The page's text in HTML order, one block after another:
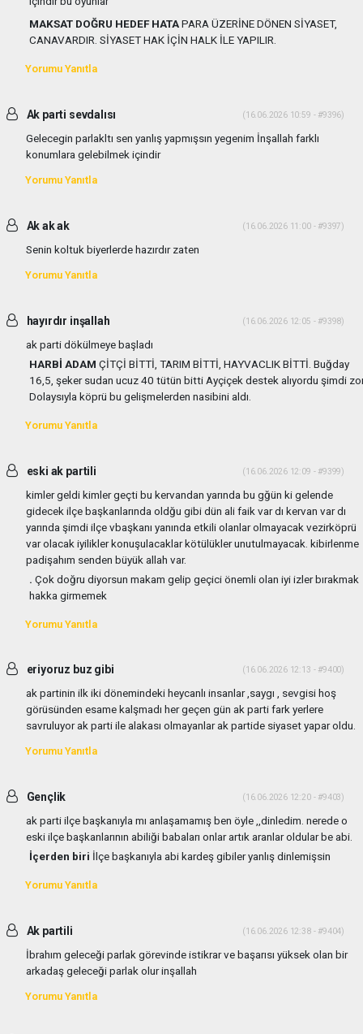
MAKSAT DOĞRU HEDEF HATAPARA ÜZERİNE DÖNEN SİYASET,
CANAVARDIR. SİYASET HAK İÇİN HALK İLE YAPILIR.
Yorumu Yanıtla
Ak parti sevdalısı (16.06.2026 10:59 - #9396)
Gelecegin parlakltı sen yanlış yapmışsın yegenim İnşallah farklı
konumlara gelebilmek içindir
Yorumu Yanıtla
Ak ak ak (16.06.2026 11:00 - #9397)
Senin koltuk biyerlerde hazırdır zaten
Yorumu Yanıtla
hayırdır inşallah (16.06.2026 12:05 - #9398)
ak parti dökülmeye başladı
HARBİ ADAM ÇİTÇİ BİTTİ, TARIM BİTTİ, HAYVACLIK BİTTİ. Buğday
16,5, şeker sudan ucuz 40 tütün bitti Ayçiçek destek alıyordu şimdi
Dolaysıyla köprü bu gelişmelerden nasibini aldı.
Yorumu Yanıtla
eski ak partili (16.06.2026 12:09 - #9399)
kimler geldi kimler geçti bu kervandan yarında bu gğün ki gelende
gidecek ilçe başkanlarında oldğu gibi dün ali faik var dı kervan var dı
yarında şimdi ilçe vbaşkanı yanında etkili olanlar olmayacak vezirköprü
var olacak iyilikler konuşulacaklar kötülükler unutulmayacak. kibirlenme
padişahım senden büyük allah var.
. Çok doğru diyorsun makam gelip geçici önemli olan iyi izler bırakmak
hakka girmemek
Yorumu Yanıtla
eriyoruz buz gibi (16.06.2026 12:13 - #9400)
ak partinin ilk iki dönemindeki heycanlı insanlar ,saygı , sevgisi hoş
görüsünden esame kalşmadı her geçen gün ak parti fark yerlere
savruluyor ak parti ile alakası olmayanlar ak partide siyaset yapar oldu.
Yorumu Yanıtla
Gençlik (16.06.2026 12:20 - #9403)
ak parti ilçe başkanıyla mı anlaşamamış ben öyle ,,dinledim. nerede o
eski ilçe başkanlarının abiliği babaları onlar artık aranlar oldular be abi.
İçerden biri İlçe başkanıyla abi kardeş gibiler yanlış dinlemişsin
Yorumu Yanıtla
Ak partili (16.06.2026 12:38 - #9404)
İbrahım geleceği parlak görevinde istikrar ve başarısı yüksek olan bir
arkadaş geleceği parlak olur inşallah
Yorumu Yanıtla